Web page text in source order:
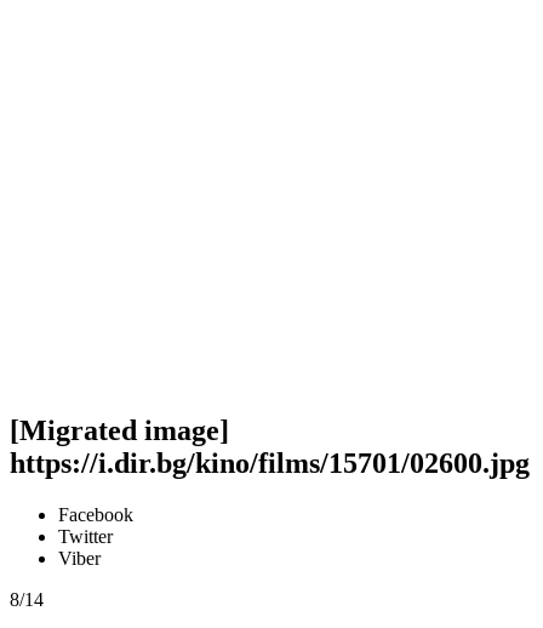
[Migrated image]
https://i.dir.bg/kino/films/15701/02600.jpg
Facebook
Twitter
Viber
8/14